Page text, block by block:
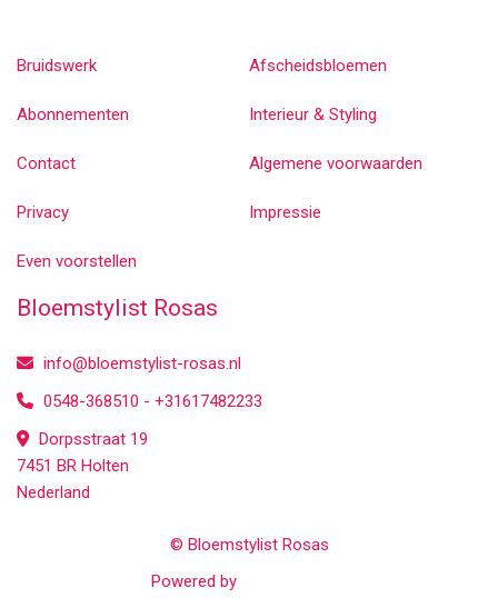
Bruidswerk Afscheidsbloemen
Abonnementen Interieur & Styling
Contact Algemene voorwaarden
Privacy Impressie
Even voorstellen
Bloemstylist Rosas
info@bloemstylist-rosas.nl
0548-368510 - +31617482233
Dorpsstraat 19
7451 BR Holten
Nederland
© Bloemstylist Rosas
Powered by